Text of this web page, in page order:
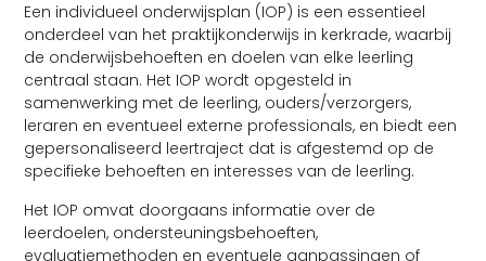
Een individueel onderwijsplan (IOP) is een essentieel
onderdeel van het praktijkonderwijs in kerkrade, waarbij
de onderwijsbehoeften en doelen van elke leerling
centraal staan. Het IOP wordt opgesteld in
samenwerking met de leerling, ouders/verzorgers,
leraren en eventueel externe professionals, en biedt een
gepersonaliseerd leertraject dat is afgestemd op de
specifieke behoeften en interesses van de leerling.
Het IOP omvat doorgaans informatie over de
leerdoelen, ondersteuningsbehoeften,
evaluatiemethoden en eventuele aanpassingen of